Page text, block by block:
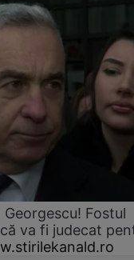
Georgescu! Fostul
va fi judecat